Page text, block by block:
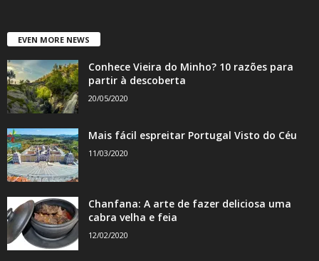
EVEN MORE NEWS
Conhece Vieira do Minho? 10 razões para
partir à descoberta
20/05/2020
Mais fácil espreitar Portugal Visto do Céu
11/03/2020
Chanfana: A arte de fazer deliciosa uma
cabra velha e feia
12/02/2020